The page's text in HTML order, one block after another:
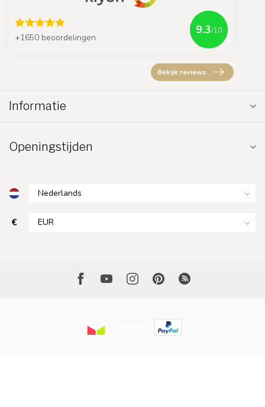
+1650 beoordelingen
9.3/10
Bekijk reviews
Informatie
Openingstijden
€